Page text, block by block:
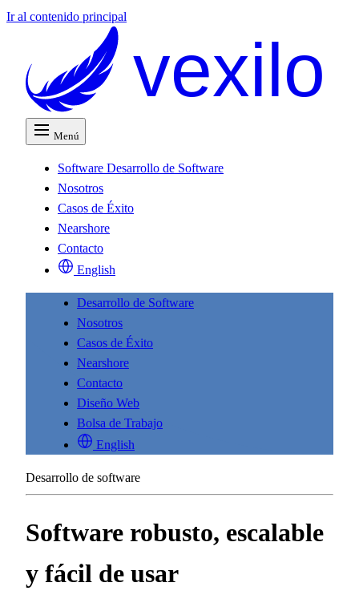
Ir al contenido principal
vexilo
Menú
Software Desarrollo de Software
Nosotros
Casos de Éxito
Nearshore
Contacto
English
Desarrollo de Software
Nosotros
Casos de Éxito
Nearshore
Contacto
Diseño Web
Bolsa de Trabajo
English
Desarrollo de software
Software robusto, escalable
y fácil de usar